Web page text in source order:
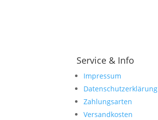
Service & Info
Impressum
Datenschutzerklärung
Zahlungsarten
Versandkosten